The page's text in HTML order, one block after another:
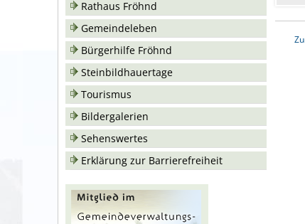
Rathaus Fröhnd
Gemeindeleben
Bürgerhilfe Fröhnd
Steinbildhauertage
Tourismus
Bildergalerien
Sehenswertes
Erklärung zur Barrierefreiheit